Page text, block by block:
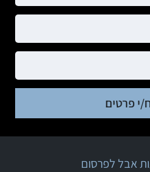
י פרטים
אבל לפרסום